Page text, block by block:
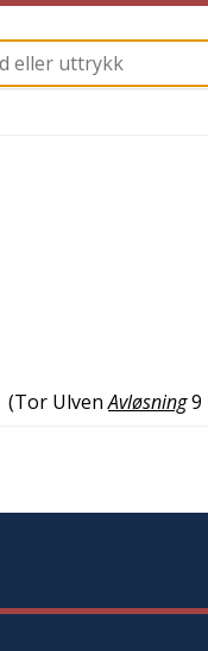
(Tor Ulven Avløsning9